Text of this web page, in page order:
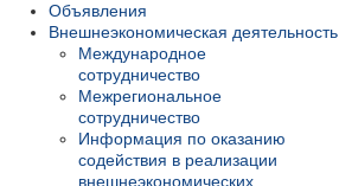
Объявления
Внешнеэкономическая деятельность
Международное
сотрудничество
Межрегиональное
сотрудничество
Информация по оказанию
содействия в реализации
внешнеэкономических